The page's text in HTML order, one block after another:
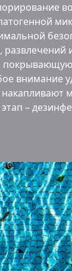
развлечений
внимание
–